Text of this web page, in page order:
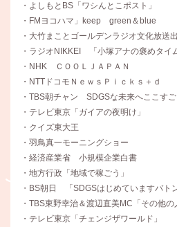
・よしもとBS「ワシんとこポスト」
・FMヨコハマ」keep green＆blue
・大竹まことゴールデンラジオ文化放送
・ラジオNIKKEI 「小塚アナの褒めタイ
・NHK ＣＯＯＬＪＡＰＡＮ
・NTTドコモＮｅｗｓＰｉｃｋｓ＋ｄ
・TBS朝チャン SDGSな未来へここすご
・テレビ東京「ガイアの夜明け」
・クイズ東大王
・羽鳥真一モーニングショー
・経済産業省 小規模企業白書
・地方行政「地域で稼ごう」
・BS朝日 「SDGSはじめていますバト
・TBS東野幸治＆渡辺直美MC「その他の
・テレビ東京「チェンジザワールド」